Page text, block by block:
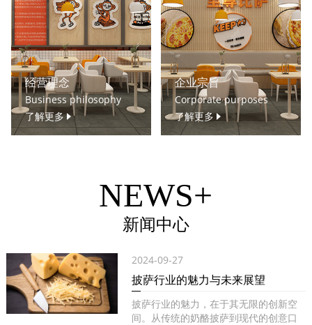
经营理念
Business philosophy
了解更多
企业宗旨
Corporate purposes
了解更多
NEWS+
新闻中心
2024-09-27
披萨行业的魅力与未来展望
披萨行业的魅力，在于其无限的创新空
间。从传统的奶酪披萨到现代的创意口